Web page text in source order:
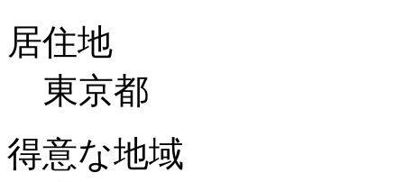
居住地
東京都
得意な地域